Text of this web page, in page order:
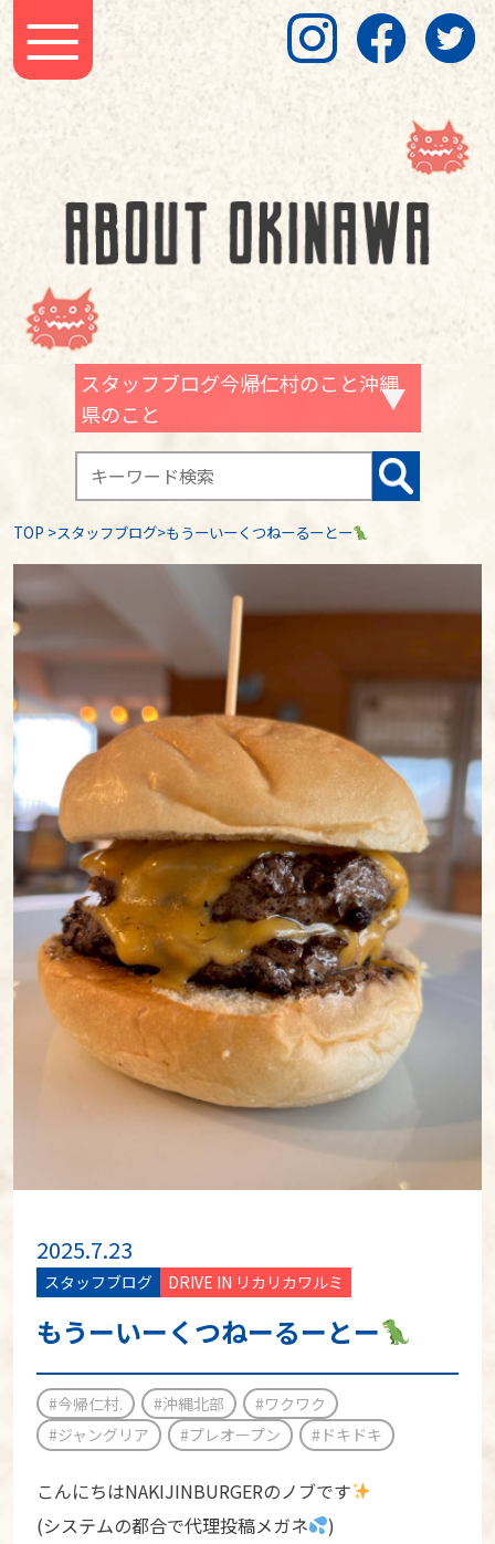
スタッフブログ今帰仁村のこと沖縄
県のこと
TOP >スタッフブログ>もうーいーくつねーるーとー
2025.7.23
スタッフブログ DRIVE IN リカリカワルミ
もうーいーくつねーるーとー
#今帰仁村. #沖縄北部
#ワクワク
#ジャングリア
#プレオープン #ドキドキ
こんにちはNAKIJINBURGERのノブです
(システムの都合で代理投稿メガネ
)